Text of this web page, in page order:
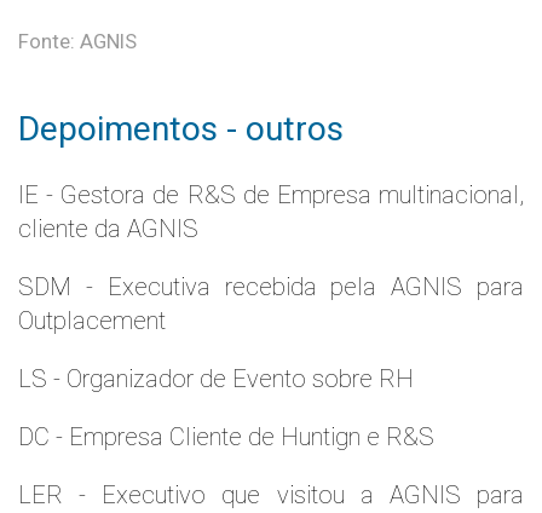
Fonte: AGNIS
Depoimentos - outros
IE - Gestora de R&S de Empresa multinacional,
cliente da AGNIS
SDM - Executiva recebida pela AGNIS para
Outplacement
LS - Organizador de Evento sobre RH
DC - Empresa Cliente de Huntign e R&S
LER - Executivo que visitou a AGNIS para